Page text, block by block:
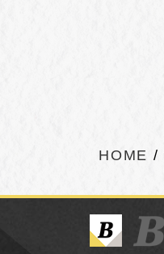
HOME